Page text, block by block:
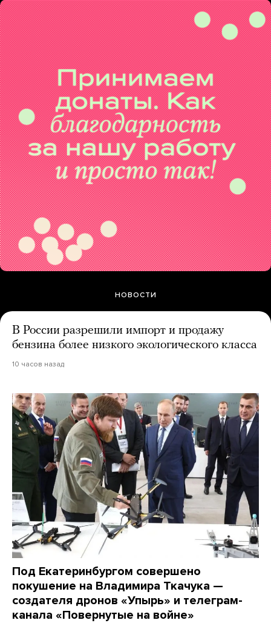
НОВОСТИ
В России разрешили импорт и продажу
бензина более низкого экологического класса
10 часов назад
Под Екатеринбургом совершено
покушение на Владимира Ткачука —
создателя дронов «Упырь» и телеграм-
канала «Повернутые на войне»